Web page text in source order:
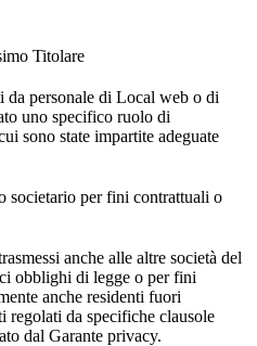
Titolare
da personale di Local web o di
uno specifico ruolo di
sono state impartite adeguate
societario per fini contrattuali o
anche alle altre società del
obblighi di legge o per fini
anche residenti fuori
regolati da specifiche clausole
dal Garante privacy.